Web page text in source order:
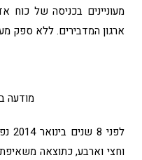
מעוניינים בכניסה של כוח
ארגון המדבירים. ללא ספק
מודעה
וחצי וארבע, כתוצאה